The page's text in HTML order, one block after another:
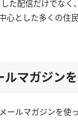
た配信だけでな
心とした多くの住
ルマガジン
ールマガジンを使